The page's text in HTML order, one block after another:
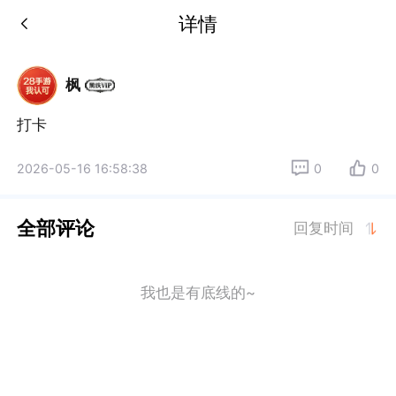
详情
枫
打卡
2026-05-16 16:58:38 0 0
全部评论 回复时间
我也是有底线的~